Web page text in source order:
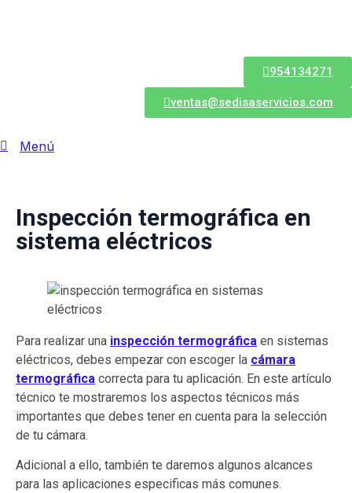
954134271
ventas@sedisaservicios.com
Menú
Inspección termográfica en
sistema eléctricos
Para realizar una inspección termográfica en sistemas
eléctricos, debes empezar con escoger la cámara
termográfica correcta para tu aplicación. En este artículo
técnico te mostraremos los aspectos técnicos más
importantes que debes tener en cuenta para la selección
de tu cámara.
Adicional a ello, también te daremos algunos alcances
para las aplicaciones especificas más comunes.